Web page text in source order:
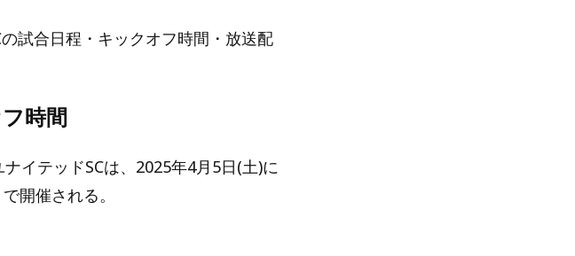
試合日程・キックオフ時間・放送配
時間
イテッドSCは、2025年4月5日(土)に
開催される。